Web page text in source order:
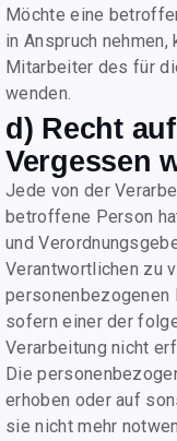
Möchte eine
in Anspruch
Mitarbeiter des für
wenden.
d) Recht
Vergessen
Jede von der
betroffene Person
und
Verantwortlichen zu
personenbezogenen
sofern einer der
Verarbeitung nicht
Die
erhoben oder auf
sie nicht mehr